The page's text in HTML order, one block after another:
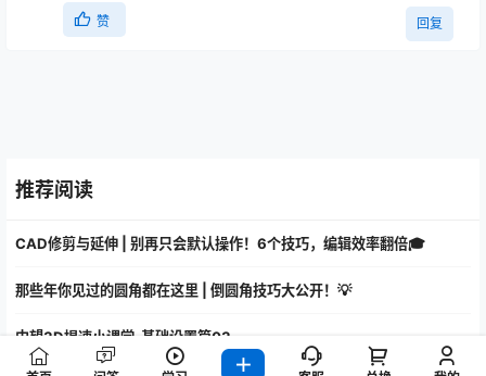
赞 回复
推荐阅读
CAD修剪与延伸 | 别再只会默认操作！6个技巧，编辑效率翻倍🎓
那些年你见过的圆角都在这里 | 倒圆角技巧大公开！💡
中望3D提速小课堂-基础设置篇03